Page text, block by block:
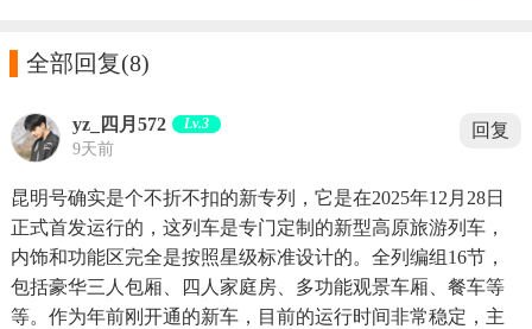
全部回复(8)
yz_四月572 Lv.3
9天前
回复
昆明号确实是个不折不扣的新专列，它是在2025年12月28日
正式首发运行的，这列车是专门定制的新型高原旅游列车，
内饰和功能区完全是按照星级标准设计的。全列编组16节，
包括豪华三人包厢、四人家庭房、多功能观景车厢、餐车等
等。作为年前刚开通的新车，目前的运行时间非常稳定，主